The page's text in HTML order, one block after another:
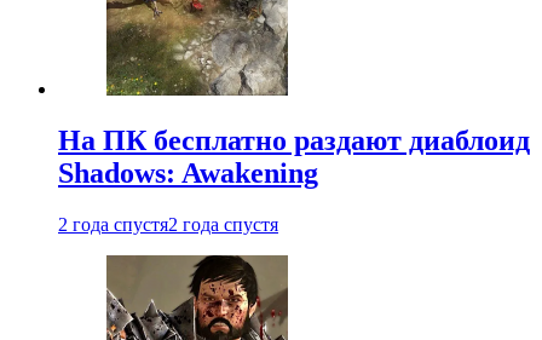
На ПК бесплатно раздают диаблоид
Shadows: Awakening
2 года спустя2 года спустя